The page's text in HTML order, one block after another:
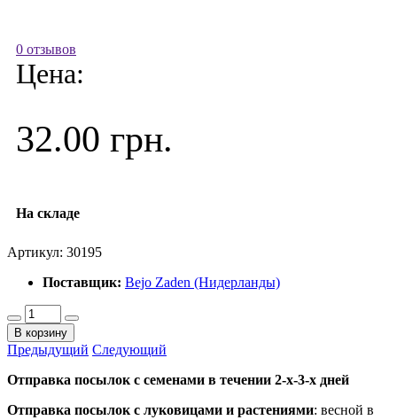
0 отзывов
Цена:
32.00 грн.
На складе
Артикул: 30195
Поставщик: Bejo Zaden (Нидерланды)
В корзину
Предыдущий Следующий
Отправка посылок с семенами в течении 2-х-3-х дней
Отправка посылок с луковицами и растениями: весной в